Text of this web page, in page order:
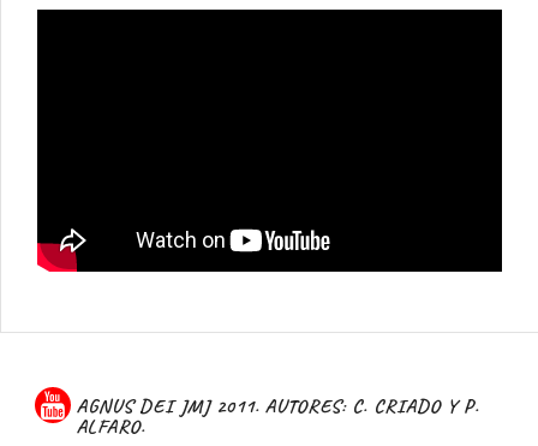
AGNUS DEI JMJ 2011. AUTORES: C. CRIADO Y P.
ALFARO.